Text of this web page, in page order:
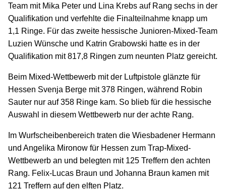
Team mit Mika Peter und Lina Krebs auf Rang sechs in der
Qualifikation und verfehlte die Finalteilnahme knapp um
1,1 Ringe. Für das zweite hessische Junioren-Mixed-Team
Luzien Wünsche und Katrin Grabowski hatte es in der
Qualifikation mit 817,8 Ringen zum neunten Platz gereicht.
Beim Mixed-Wettbewerb mit der Luftpistole glänzte für
Hessen Svenja Berge mit 378 Ringen, während Robin
Sauter nur auf 358 Ringe kam. So blieb für die hessische
Auswahl in diesem Wettbewerb nur der achte Rang.
Im Wurfscheibenbereich traten die Wiesbadener Hermann
und Angelika Mironow für Hessen zum Trap-Mixed-
Wettbewerb an und belegten mit 125 Treffern den achten
Rang. Felix-Lucas Braun und Johanna Braun kamen mit
121 Treffern auf den elften Platz.